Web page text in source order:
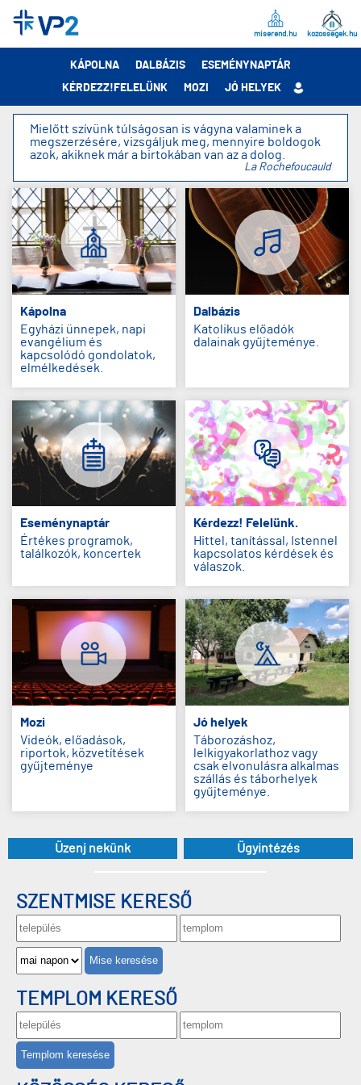
miserend.hu kozossegek.hu
KÁPOLNA DALBÁZIS
ESEMÉNYNAPTÁR
KÉRDEZZ!FELELÜNK
MOZI JÓ HELYEK
Mielőtt szívünk túlságosan is vágyna valaminek a
megszerzésére, vizsgáljuk meg, mennyire boldogok
azok, akiknek már a birtokában van az a dolog.
La Rochefoucauld
Kápolna
Egyházi ünnepek, napi
evangélium és
kapcsolódó gondolatok,
elmélkedések.
Dalbázis
Katolikus előadók
dalainak gyűjteménye.
Eseménynaptár
Értékes programok,
találkozók, koncertek
Kérdezz! Felelünk.
Hittel, tanítással, Istennel
kapcsolatos kérdések és
válaszok.
Mozi
Videók, előadások,
riportok, közvetítések
gyűjteménye
Jó helyek
Táborozáshoz,
lelkigyakorlathoz vagy
csak elvonulásra alkalmas
szállás és táborhelyek
gyűjteménye.
Üzenj nekünk Ügyintézés
SZENTMISE KERESŐ
Mise keresése
TEMPLOM KERESŐ
Templom keresése